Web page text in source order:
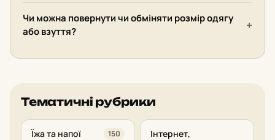
Чи можна повернути чи обміняти розмір одягу
або взуття?
Тематичні рубрики
Їжа та напої 150
Інтернет,